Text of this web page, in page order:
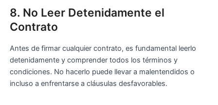
8. No Leer Detenidamente el
Contrato
Antes de firmar cualquier contrato, es fundamental leerlo
detenidamente y comprender todos los términos y
condiciones. No hacerlo puede llevar a malentendidos o
incluso a enfrentarse a cláusulas desfavorables.